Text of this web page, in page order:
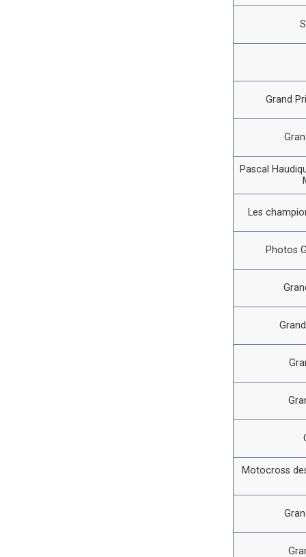
Grand
Pascal
Les
Photos
Motocross